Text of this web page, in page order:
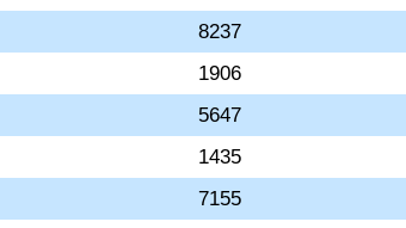
8237
1906
5647
1435
7155